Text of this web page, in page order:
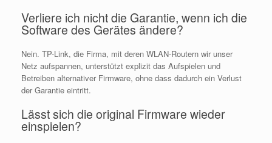
Verliere ich nicht die Garantie, wenn ich die
Software des Gerätes ändere?
Nein. TP-Link, die Firma, mit deren WLAN-Routern wir unser
Netz aufspannen, unterstützt explizit das Aufspielen und
Betreiben alternativer Firmware, ohne dass dadurch ein Verlust
der Garantie eintritt.
Lässt sich die original Firmware wieder
einspielen?